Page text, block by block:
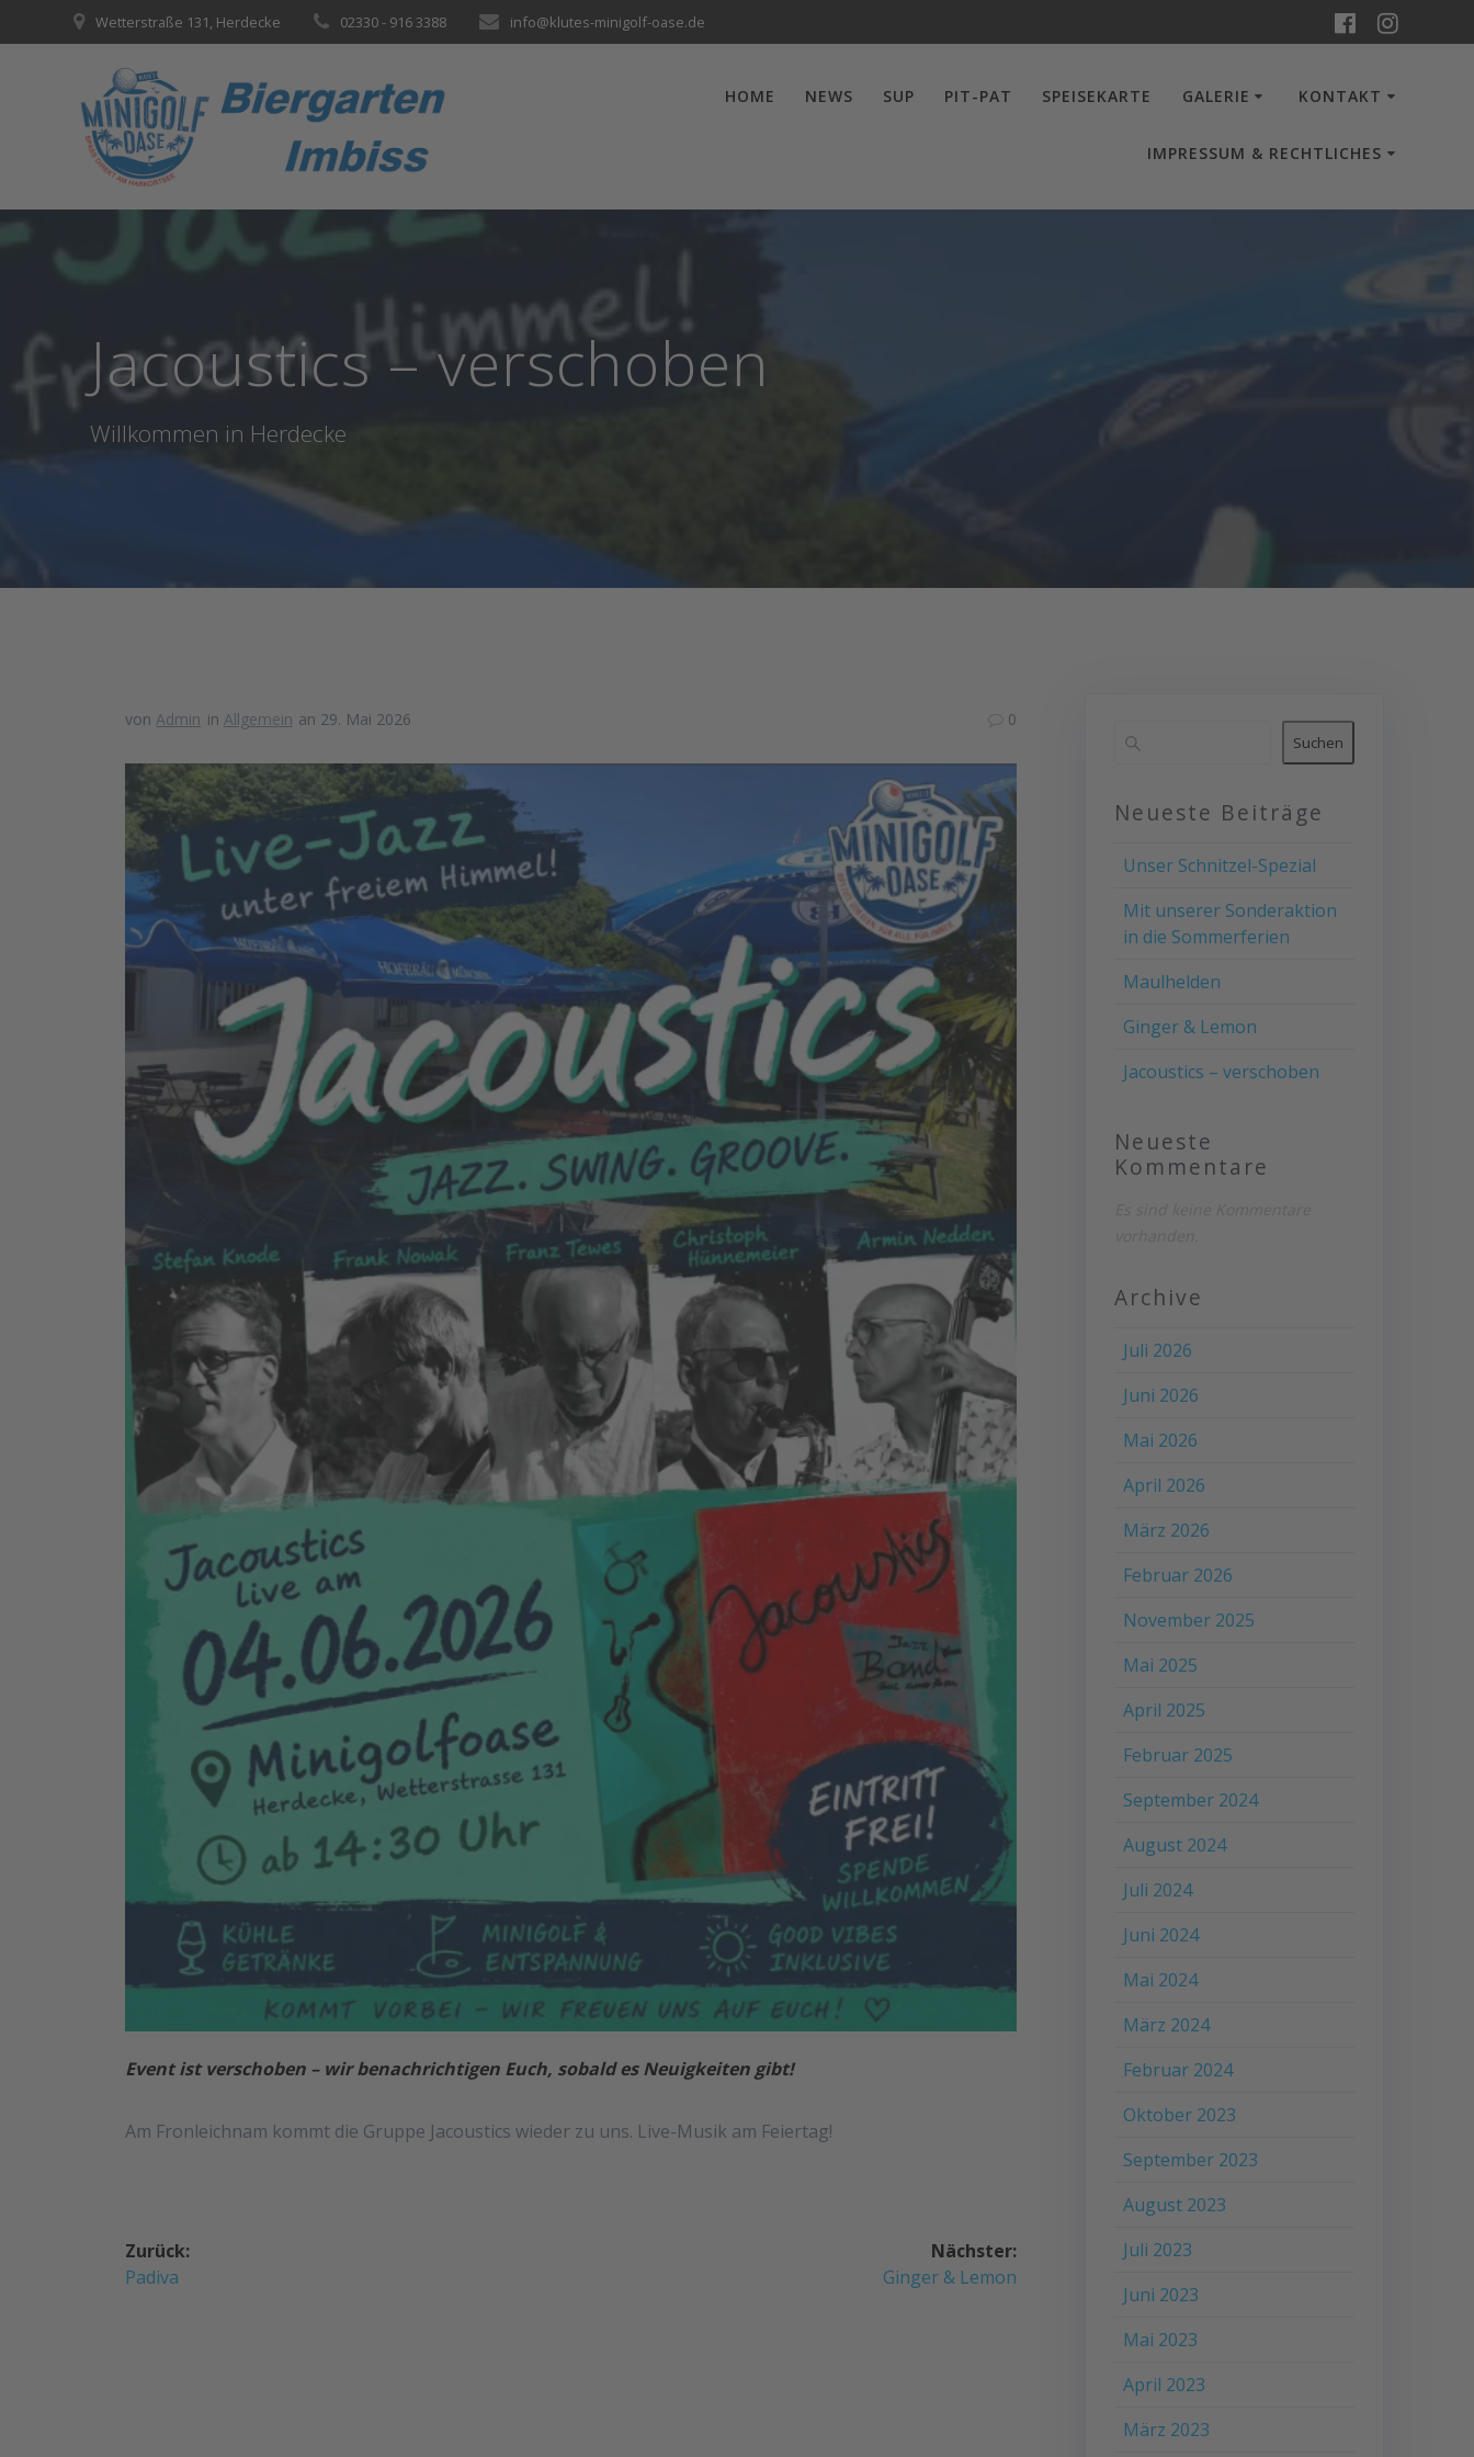
Inhalt
Wetterstraße 131, Herdecke 02330 - 916 3388 info@klutes-minigolf-oase.de
HOME NEWS SUP PIT-PAT SPEISEKARTE GALERIE KONTAKT
IMPRESSUM & RECHTLICHES
Jacoustics – verschoben
Willkommen in Herdecke
vonAdmin in Allgemein an 29. Mai 2026 0
Event ist verschoben – wir benachrichtigen Euch, sobald es Neuigkeiten gibt!
Am Fronleichnam kommt die Gruppe Jacoustics wieder zu uns. Live-Musik am Feiertag!
Beitragsnavigation
Zurück:
Vorheriger
Padiva
Nächster:
Nächster
Ginger & Lemon
Suchen
Neueste Beiträge
Unser Schnitzel-Spezial
Mit unserer Sonderaktion
in die Sommerferien
Maulhelden
Ginger & Lemon
Jacoustics – verschoben
Neueste
Kommentare
Archive
Juli 2026
Juni 2026
Mai 2026
April 2026
März 2026
Februar 2026
November 2025
Mai 2025
April 2025
Februar 2025
September 2024
August 2024
Juli 2024
Juni 2024
Mai 2024
März 2024
Februar 2024
Oktober 2023
September 2023
August 2023
Juli 2023
Juni 2023
Mai 2023
April 2023
März 2023